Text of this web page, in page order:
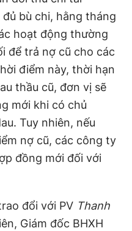
bù chi, hằng tháng
hoạt động thường
để trả nợ cũ cho các
điểm này, thời hạn
thầu cũ, đơn vị sẽ
mới khi có chủ
Tuy nhiên, nếu
nợ cũ, các công ty
đồng mới đối với
đổi với PV Thanh
Giám đốc BHXH